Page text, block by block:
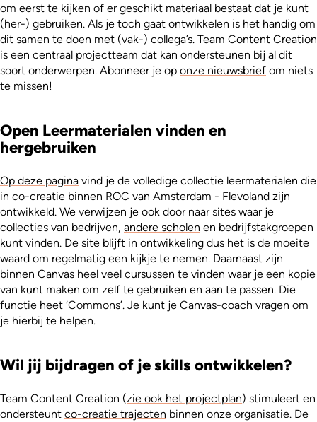
om eerst te kijken of er geschikt materiaal bestaat dat je kunt
(her-) gebruiken. Als je toch gaat ontwikkelen is het handig om
dit samen te doen met (vak-) collega’s. Team Content Creation
is een centraal projectteam dat kan ondersteunen bij al dit
soort onderwerpen. Abonneer je op onze nieuwsbrief om niets
te missen!
Open Leermaterialen vinden en
hergebruiken
Op deze pagina vind je de volledige collectie leermaterialen die
in co-creatie binnen ROC van Amsterdam - Flevoland zijn
ontwikkeld. We verwijzen je ook door naar sites waar je
collecties van bedrijven, andere scholen en bedrijfstakgroepen
kunt vinden. De site blijft in ontwikkeling dus het is de moeite
waard om regelmatig een kijkje te nemen. Daarnaast zijn
binnen Canvas heel veel cursussen te vinden waar je een kopie
van kunt maken om zelf te gebruiken en aan te passen. Die
functie heet ‘Commons’. Je kunt je Canvas-coach vragen om
je hierbij te helpen.
Wil jij bijdragen of je skills ontwikkelen?
Team Content Creation (zie ook het projectplan) stimuleert en
ondersteunt co-creatie trajecten binnen onze organisatie. De